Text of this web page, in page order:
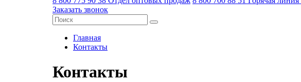
Заказать звонок
Главная
Контакты
Контакты